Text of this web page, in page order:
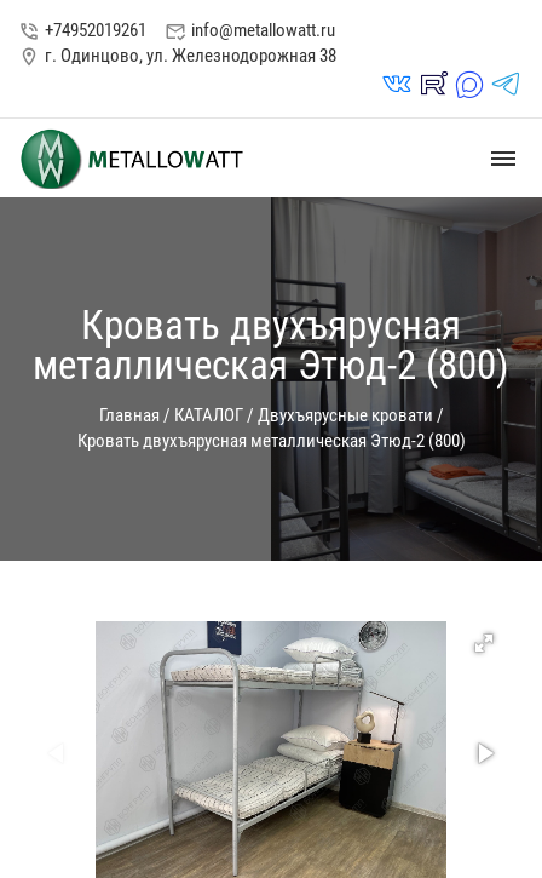
phone_in_talk +74952019261 mark_email_read info@metallowatt.ru
location_on г. Одинцово, ул. Железнодорожная 38
vk_in rutube_in max_s telegrams_in
dehaze
Кровать двухъярусная
металлическая Этюд-2 (800)
Главная / КАТАЛОГ/ Двухъярусные кровати /
Кровать двухъярусная металлическая Этюд-2 (800)